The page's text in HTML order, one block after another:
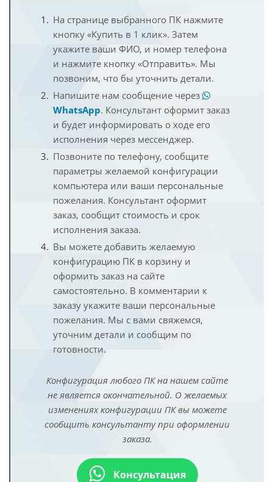
На странице выбранного ПК нажмите
кнопку «Купить в 1 клик». Затем
укажите ваши ФИО, и номер телефона
и нажмите кнопку «Отправить». Мы
позвоним, что бы уточнить детали.
Напишите нам сообщение через
WhatsApp. Консультант оформит заказ
и будет информировать о ходе его
исполнения через мессенджер.
Позвоните по телефону, сообщите
параметры желаемой конфигурации
компьютера или ваши персональные
пожелания. Консультант оформит
заказ, сообщит стоимость и срок
исполнения заказа.
Вы можете добавить желаемую
конфигурацию ПК в корзину и
оформить заказ на сайте
самостоятельно. В комментарии к
заказу укажите ваши персональные
пожелания. Мы с вами свяжемся,
уточним детали и сообщим по
готовности.
Конфигурация любого ПК на нашем сайте
не является окончательной. О желаемых
изменениях конфигурации ПК вы можете
сообщить консультанту при оформлении
заказа.
Консультация